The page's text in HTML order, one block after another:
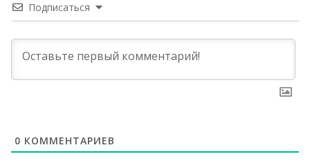
Подписаться
0 КОММЕНТАРИЕВ